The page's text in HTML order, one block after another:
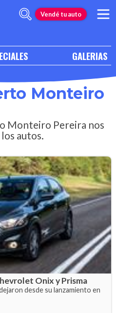
Vendé tu auto
GALERIAS
Monteiro
Monteiro Pereira nos
autos.
Onix y Prisma
desde su lanzamiento en